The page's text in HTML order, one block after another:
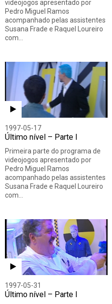
videojogos apresentado por
Pedro Miguel Ramos
acompanhado pelas assistentes
Susana Frade e Raquel Loureiro
com…
1997-05-17
Último nível – Parte I
Primeira parte do programa de
videojogos apresentado por
Pedro Miguel Ramos
acompanhado pelas assistentes
Susana Frade e Raquel Loureiro
com…
1997-05-31
Último nível – Parte I